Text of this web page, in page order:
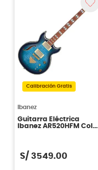
Calibración Gratis
Ibanez
Guitarra Eléctrica
Ibanez AR520HFM Color
S/ 3549.00